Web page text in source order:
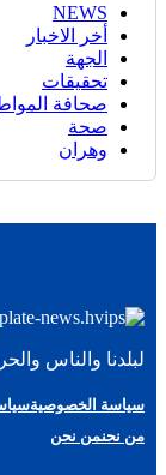
NEWS
أخر الاخبار
الجهة
تحقيقات
صحافة
صحة
وهران
لبلدنا والناس
سياسة الخصوصية
من نحنمن نحن